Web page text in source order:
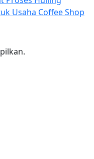
Usaha Coffee Shop